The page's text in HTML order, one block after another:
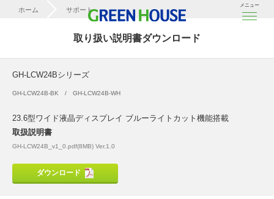
メニュー
ホーム サポート
取り扱い説明書ダウンロード
GH-LCW24Bシリーズ
GH-LCW24B-BK GH-LCW24B-WH
23.6型ワイド液晶ディスプレイ ブルーライトカット機能搭載
取扱説明書
GH-LCW24B_v1_0.pdf(8MB) Ver.1.0
ダウンロード